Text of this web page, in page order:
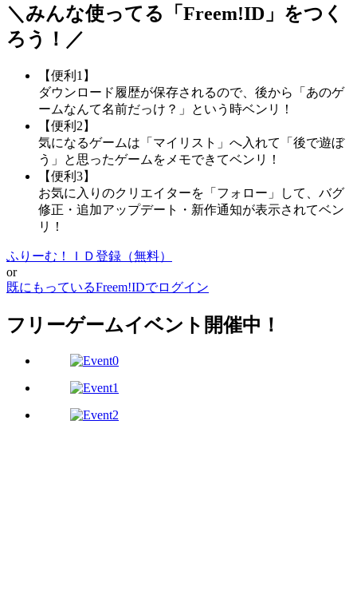
＼みんな使ってる「 Freem!ID 」をつく
ろう！／
【便利1】
ダウンロード履歴が保存されるので、後から「あのゲ
ームなんて名前だっけ？」という時ベンリ！
【便利2】
気になるゲームは「マイリスト」へ入れて「後で遊ぼ
う」と思ったゲームをメモできてベンリ！
【便利3】
お気に入りのクリエイターを「フォロー」して、バグ
修正・追加アップデート・新作通知が表示されてベン
リ！
ふりーむ！ＩＤ登録（無料）
or
既にもっているFreem!IDでログイン
フリーゲームイベント開催中！